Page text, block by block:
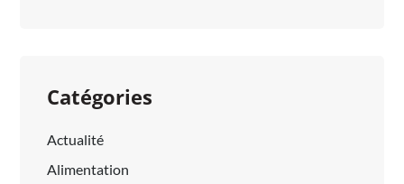
Catégories
Actualité
Alimentation